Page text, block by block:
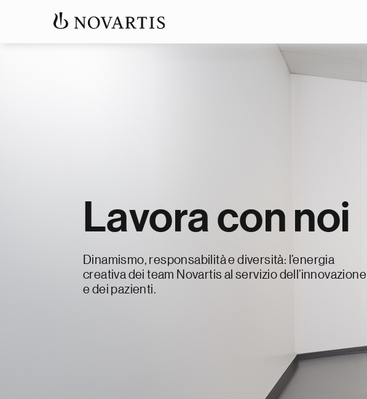
Lavora con noi
Dinamismo, responsabilità e diversità: l’energia
creativa dei team Novartis al servizio dell’innovazione
e dei pazienti.